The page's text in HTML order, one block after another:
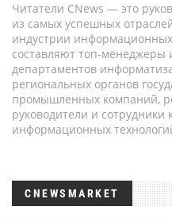
Читатели CNews — это
из самых успешных
индустрии
составляют топ-менеджеры
департаментов
региональных органов
промышленных компаний,
руководители и
информационных
CNEWSMARKET